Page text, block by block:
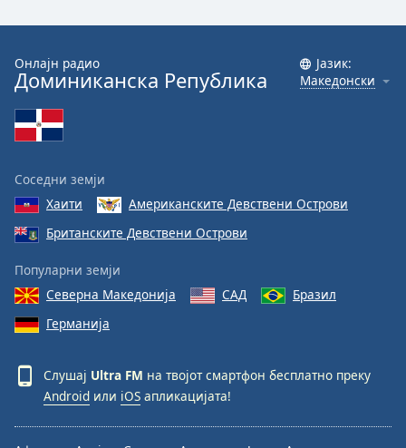
Font
Family
Close
Modal
Dialog
End
dialog
window.
Онлајн радио
Доминиканска Република
Јазик:
Македонски
Соседни земји
Хаити
Американските Девствени Острови
Британските Девствени Острови
Популарни земји
Северна Македонија
САД
Бразил
Германија
Слушај Ultra FM на твојот смартфон бесплатно преку
Android или iOS апликацијата!